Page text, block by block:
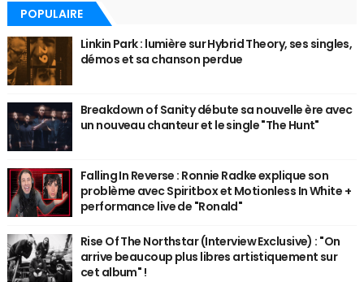
POPULAIRE
Linkin Park : lumière sur Hybrid Theory, ses singles,
démos et sa chanson perdue
Breakdown of Sanity débute sa nouvelle ère avec
un nouveau chanteur et le single "The Hunt"
Falling In Reverse : Ronnie Radke explique son
problème avec Spiritbox et Motionless In White +
performance live de "Ronald"
Rise Of The Northstar (Interview Exclusive) : "On
arrive beaucoup plus libres artistiquement sur
cet album" !